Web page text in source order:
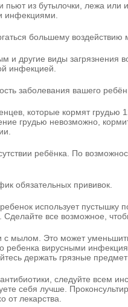
пьют из бутылочки, лежа или
инфекциями.
большему воздействию
и другие виды загрязнения
инфекцией.
заболевания вашего
которые кормят грудью
грудью невозможно,
ребёнка. По
обязательных прививок.
использует пустышку
все возможное,
с мылом. Это может
ребенка вирусными
держать грязные
следуйте всем
себя лучше.
от лекарства.